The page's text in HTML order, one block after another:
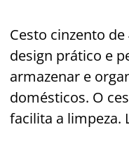
Cesto cinzento
design prático e
armazenar e
domésticos. O
facilita a limpeza.